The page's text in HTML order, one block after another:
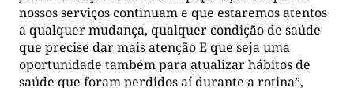
nossos serviços continuam e que estaremos atentos
a qualquer mudança, qualquer condição de saúde
que precise dar mais atenção E que seja uma
oportunidade também para atualizar hábitos de
saúde que foram perdidos aí durante a rotina”,